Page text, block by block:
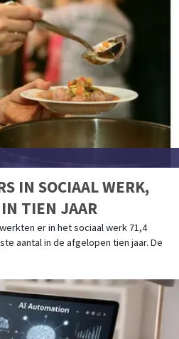
IN SOCIAAL WERK,
TIEN JAAR
er in het sociaal werk 71,4
aantal in de afgelopen tien jaar. De